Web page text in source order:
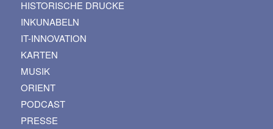
HISTORISCHE DRUCKE
INKUNABELN
IT-INNOVATION
KARTEN
MUSIK
ORIENT
PODCAST
PRESSE